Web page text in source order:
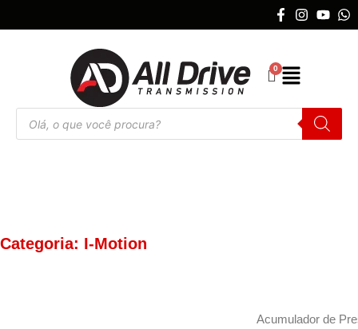
Categoria: I-Motion
Acumulador de